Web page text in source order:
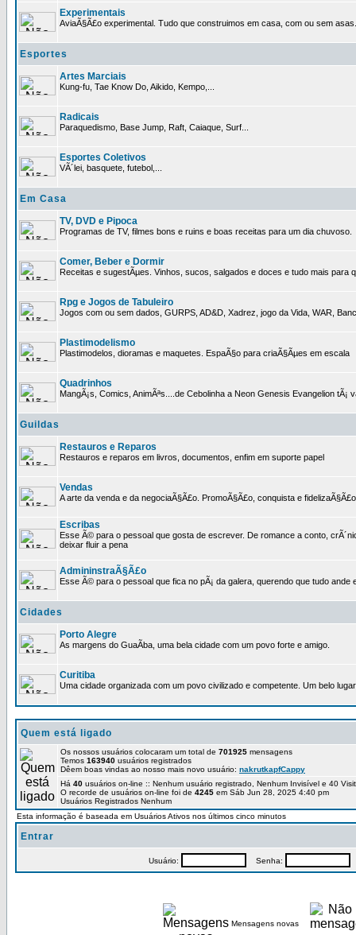
Experimentais
AviaÃ§Ã£o experimental. Tudo que construimos em casa, com ou sem asas.
Esportes
Artes Marciais
Kung-fu, Tae Know Do, Aikido, Kempo,...
Radicais
Paraquedismo, Base Jump, Raft, Caiaque, Surf...
Esportes Coletivos
VÃ´lei, basquete, futebol,...
Em Casa
TV, DVD e Pipoca
Programas de TV, filmes bons e ruins e boas receitas para um dia chuvoso.
Comer, Beber e Dormir
Receitas e sugestÃµes. Vinhos, sucos, salgados e doces e tudo mais para
Rpg e Jogos de Tabuleiro
Jogos com ou sem dados, GURPS, AD&D, Xadrez, jogo da Vida, WAR,
Plastimodelismo
Plastimodelos, dioramas e maquetes. EspaÃ§o para criaÃ§Ãµes em escala
Quadrinhos
MangÃ¡s, Comics, AnimÃªs....de Cebolinha a Neon Genesis Evangelion tÃ¡
Guildas
Restauros e Reparos
Restauros e reparos em livros, documentos, enfim em suporte papel
Vendas
A arte da venda e da negociaÃ§Ã£o. PromoÃ§Ã£o, conquista e
Escribas
Esse Ã© para o pessoal que gosta de escrever. De romance a conto,
deixar fluir a pena
AdmininstraÃ§Ã£o
Esse Ã© para o pessoal que fica no pÃ¡ da galera, querendo que tudo ande
Cidades
Porto Alegre
As margens do GuaÃ­ba, uma bela cidade com um povo forte e amigo.
Curitiba
Uma cidade organizada com um povo civilizado e competente. Um belo
Quem está ligado
Os nossos usuários colocaram um total de 701925 mensagens
Temos 163940 usuários registrados
Dêem boas vindas ao nosso mais novo usuário: nakrutkapfCappy
Há 40 usuários on-line :: Nenhum usuário registrado, Nenhum Invisível e 40
O recorde de usuários on-line foi de 4245 em Sáb Jun 28, 2025 4:40 pm
Usuários Registrados Nenhum
Esta informação é baseada em Usuários Ativos nos últimos cinco minutos
Entrar
Usuário: Senha:
Mensagens novas